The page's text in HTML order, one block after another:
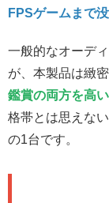
FPSゲームまで
一般的なオーデ
が、本製品は緻
鑑賞の両方を高
格帯とは思えな
の1台です。